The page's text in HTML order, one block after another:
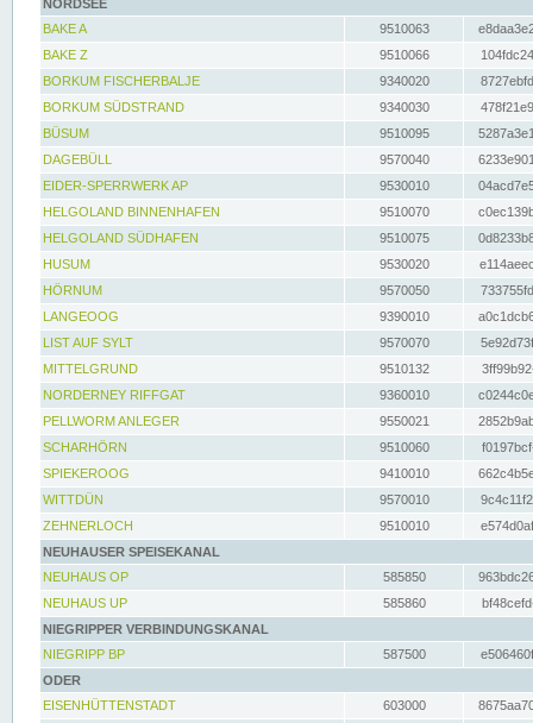
NORDSEE
BAKE A
9510063
BAKE Z
9510066
BORKUM FISCHERBALJE
9340020
BORKUM SÜDSTRAND
9340030
BÜSUM
9510095
DAGEBÜLL
9570040
EIDER-SPERRWERK AP
9530010
HELGOLAND BINNENHAFEN
9510070
HELGOLAND SÜDHAFEN
9510075
HUSUM
9530020
HÖRNUM
9570050
LANGEOOG
9390010
LIST AUF SYLT
9570070
MITTELGRUND
9510132
NORDERNEY RIFFGAT
9360010
PELLWORM ANLEGER
9550021
SCHARHÖRN
9510060
SPIEKEROOG
9410010
WITTDÜN
9570010
ZEHNERLOCH
9510010
NEUHAUSER SPEISEKANAL
NEUHAUS OP
585850
NEUHAUS UP
585860
NIEGRIPPER VERBINDUNGSKANAL
NIEGRIPP BP
587500
ODER
EISENHÜTTENSTADT
603000